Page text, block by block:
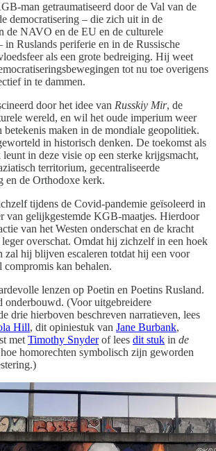
man getraumatiseerd door de Val van de
democratisering – die zich uit in de
de NAVO en de EU en de culturele
in Ruslands periferie en in de Russische
als een grote bedreiging. Hij weet
tot nu toe overigens
in te dammen.
door het idee van Russkiy Mir, de
wereld, en wil het oude imperium weer
betekenis maken in de mondiale geopolitiek.
in historisch denken. De toekomst als
in deze visie op een sterke krijgsmacht,
territorium, gecentraliseerde
en de Orthodoxe kerk.
tijdens de Covid-pandemie geïsoleerd in
van gelijkgestemde KGB-maatjes. Hierdoor
van het Westen onderschat en de kracht
overschat. Omdat hij zichzelf in een hoek
zal hij blijven escaleren totdat hij een voor
compromis kan behalen.
lenzen op Poetin en Poetins Rusland.
onderbouwd. (Voor uitgebreidere
drie hierboven beschreven narratieven, lees
Hill, dit opiniestuk van Jane Burbank,
met Timothy Snyderof lees dit stuk in de
homorechten symbolisch zijn geworden